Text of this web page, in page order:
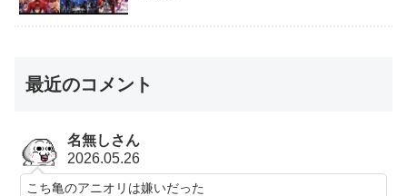
最近のコメント
名無しさん
2026.05.26
こち亀のアニオリは嫌いだった